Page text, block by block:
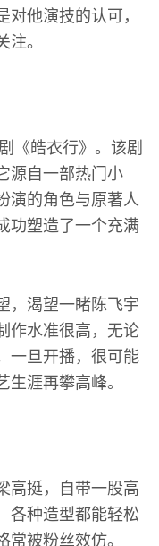
他演技的认可，
。
《皓衣行》。该剧
源自一部热门小
演的角色与原著人
功塑造了一个充满
，渴望一睹陈飞宇
作水准很高，无论
一旦开播，很可能
涯再攀高峰。
高挺，自带一股高
各种造型都能轻松
被粉丝效仿。